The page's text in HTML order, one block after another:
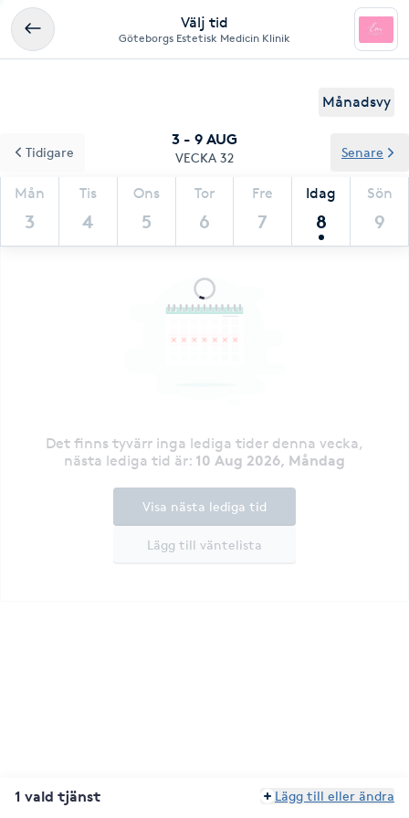
Välj tid
Göteborgs Estetisk Medicin Klinik
Månadsvy
3 - 9 AUG
VECKA 32
Mån
3
Tis
4
Ons
5
Tor
6
Fre
7
Idag
8
Sön
9
Tidigare Senare
Det finns tyvärr inga lediga tider denna vecka,
nästa lediga tid är: 10 Aug 2026, Måndag
Lägg till väntelista
Visa nästa lediga tid
1 vald tjänst Lägg till eller ändra